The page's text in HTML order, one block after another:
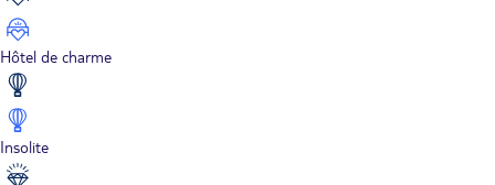
Hôtel de charme
Insolite